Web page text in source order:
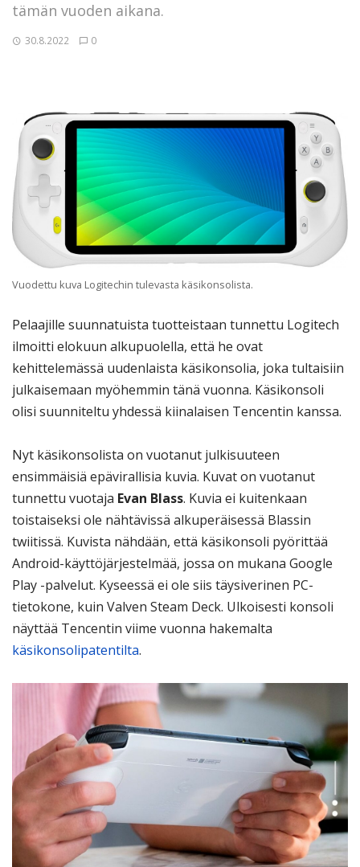
tämän vuoden aikana.
30.8.2022 0
Vuodettu kuva Logitechin tulevasta käsikonsolista.
Pelaajille suunnatuista tuotteistaan tunnettu Logitech
ilmoitti elokuun alkupuolella, että he ovat
kehittelemässä uudenlaista käsikonsolia, joka tultaisiin
julkaisemaan myöhemmin tänä vuonna. Käsikonsoli
olisi suunniteltu yhdessä kiinalaisen Tencentin kanssa.
Nyt käsikonsolista on vuotanut julkisuuteen
ensimmäisiä epävirallisia kuvia. Kuvat on vuotanut
tunnettu vuotaja Evan Blass. Kuvia ei kuitenkaan
toistaiseksi ole nähtävissä alkuperäisessä Blassin
twiitissä. Kuvista nähdään, että käsikonsoli pyörittää
Android-käyttöjärjestelmää, jossa on mukana Google
Play -palvelut. Kyseessä ei ole siis täysiverinen PC-
tietokone, kuin Valven Steam Deck. Ulkoisesti konsoli
näyttää Tencentin viime vuonna hakemalta
käsikonsolipatentilta.